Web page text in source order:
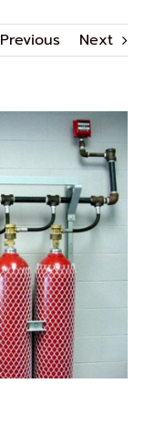
Previous Next